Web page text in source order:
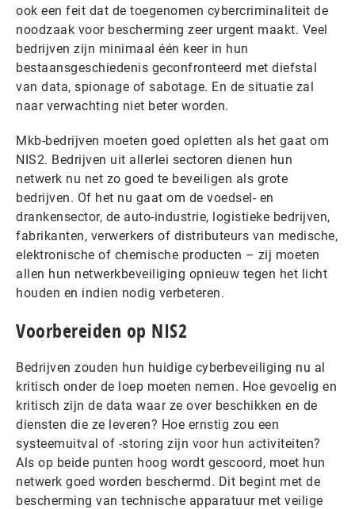
ook een feit dat de toegenomen cybercriminaliteit de
noodzaak voor bescherming zeer urgent maakt. Veel
bedrijven zijn minimaal één keer in hun
bestaansgeschiedenis geconfronteerd met diefstal
van data, spionage of sabotage. En de situatie zal
naar verwachting niet beter worden.
Mkb-bedrijven moeten goed opletten als het gaat om
NIS2. Bedrijven uit allerlei sectoren dienen hun
netwerk nu net zo goed te beveiligen als grote
bedrijven. Of het nu gaat om de voedsel- en
drankensector, de auto-industrie, logistieke bedrijven,
fabrikanten, verwerkers of distributeurs van medische,
elektronische of chemische producten – zij moeten
allen hun netwerkbeveiliging opnieuw tegen het licht
houden en indien nodig verbeteren.
Voorbereiden op NIS2
Bedrijven zouden hun huidige cyberbeveiliging nu al
kritisch onder de loep moeten nemen. Hoe gevoelig en
kritisch zijn de data waar ze over beschikken en de
diensten die ze leveren? Hoe ernstig zou een
systeemuitval of -storing zijn voor hun activiteiten?
Als op beide punten hoog wordt gescoord, moet hun
netwerk goed worden beschermd. Dit begint met de
bescherming van technische apparatuur met veilige